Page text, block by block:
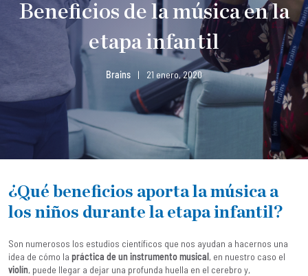
Beneficios de la música en la
etapa infantil
Brains | 21 enero, 2020
¿Qué beneficios aporta la música a
los niños durante la etapa infantil?
Son numerosos los estudios científicos que nos ayudan a hacernos una
idea de cómo la práctica de un instrumento musical, en nuestro caso el
violín, puede llegar a dejar una profunda huella en el cerebro y,